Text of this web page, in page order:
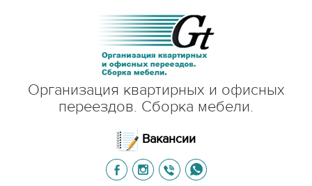
Организация квартирных и офисных
переездов. Сборка мебели.
Вакансии